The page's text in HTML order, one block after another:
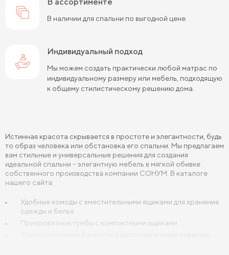
В наличии для спальни по выгодной цене.
Индивидуальный подход
Мы можем создать практически любой матрас по
индивидуальному размеру или мебель, подходящую
к общему стилистическому решению дома.
Истинная красота скрывается в простоте и элегантности, будь
то образ человека или обстановка его спальни. Мы предлагаем
вам стильные и универсальные решения для создания
идеальной спальни – элегантную мебель в мягкой обивке
собственного производства компании СОНУМ. В каталоге
нашего сайта:
Удобные комоды с вместительными ящиками для хранения
одежды и белья
Прикроватные тумбы с компактными ящиками